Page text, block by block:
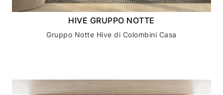
HIVE GRUPPO NOTTE
Gruppo Notte Hive di Colombini Casa